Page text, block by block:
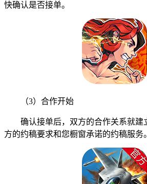
快确认是否接单。
（3）合作开始
确认接单后，双方的合作关系就建
方的约稿要求和您橱窗承诺的约稿服务。